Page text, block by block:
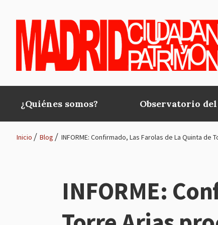
Main
navigation
¿Quiénes somos? Observatorio
Inicio Blog INFORME: Confirmado, Las Farolas de La Quinta
INFORME: